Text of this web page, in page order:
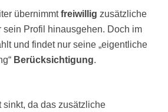
übernimmtfreiwillig zusätzliche
sein Profil hinausgehen. Doch im
und findet nur seine „eigentliche
Berücksichtigung.
sinkt, da das zusätzliche